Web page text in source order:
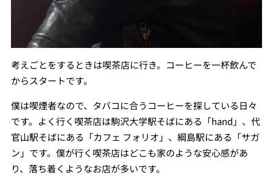
考えごとをするときは喫茶店に行き。コーヒーを一杯飲んで
からスタートです。
僕は喫煙者なので、タバコに合うコーヒーを探している日々
です。よく行く喫茶店は駒沢大学駅そばにある「hand」、代
官山駅そばにある「カフェ フォリオ」、綱島駅にある「サガ
ン」です。僕が行く喫茶店はどこも家のような安心感があ
り、落ち着くようなお店が多いです。